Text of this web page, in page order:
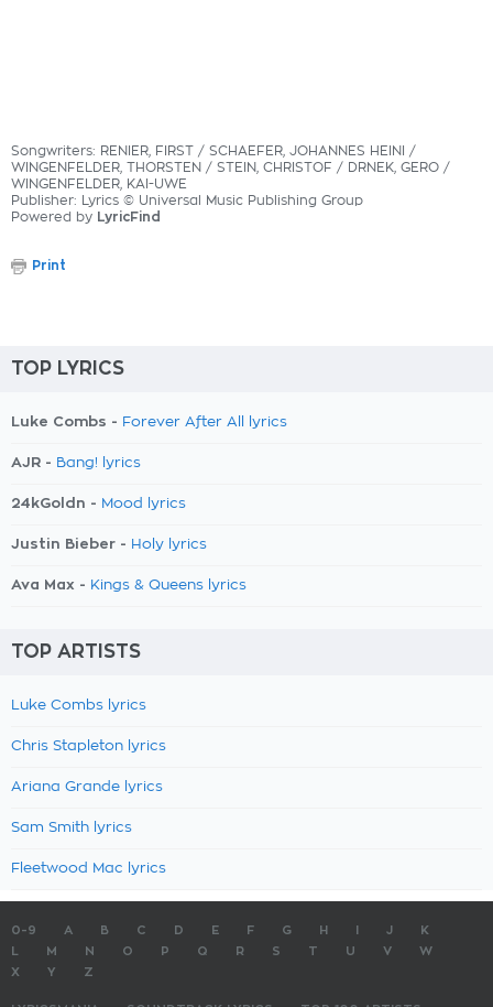
Songwriters: RENIER, FIRST / SCHAEFER, JOHANNES HEINI /
WINGENFELDER, THORSTEN / STEIN, CHRISTOF / DRNEK, GERO /
WINGENFELDER, KAI-UWE
Publisher: Lyrics © Universal Music Publishing Group
Powered by LyricFind
Print
TOP LYRICS
Luke Combs - Forever After All lyrics
AJR - Bang! lyrics
24kGoldn - Mood lyrics
Justin Bieber - Holy lyrics
Ava Max - Kings & Queens lyrics
TOP ARTISTS
Luke Combs lyrics
Chris Stapleton lyrics
Ariana Grande lyrics
Sam Smith lyrics
Fleetwood Mac lyrics
0-9 A B C D E F G H J
K
M N O P Q R S T U V
W
X
Y Z